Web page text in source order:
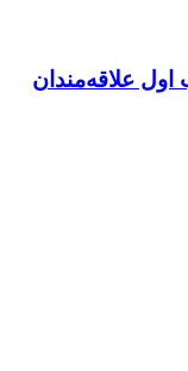
اول علاقه‌مندان